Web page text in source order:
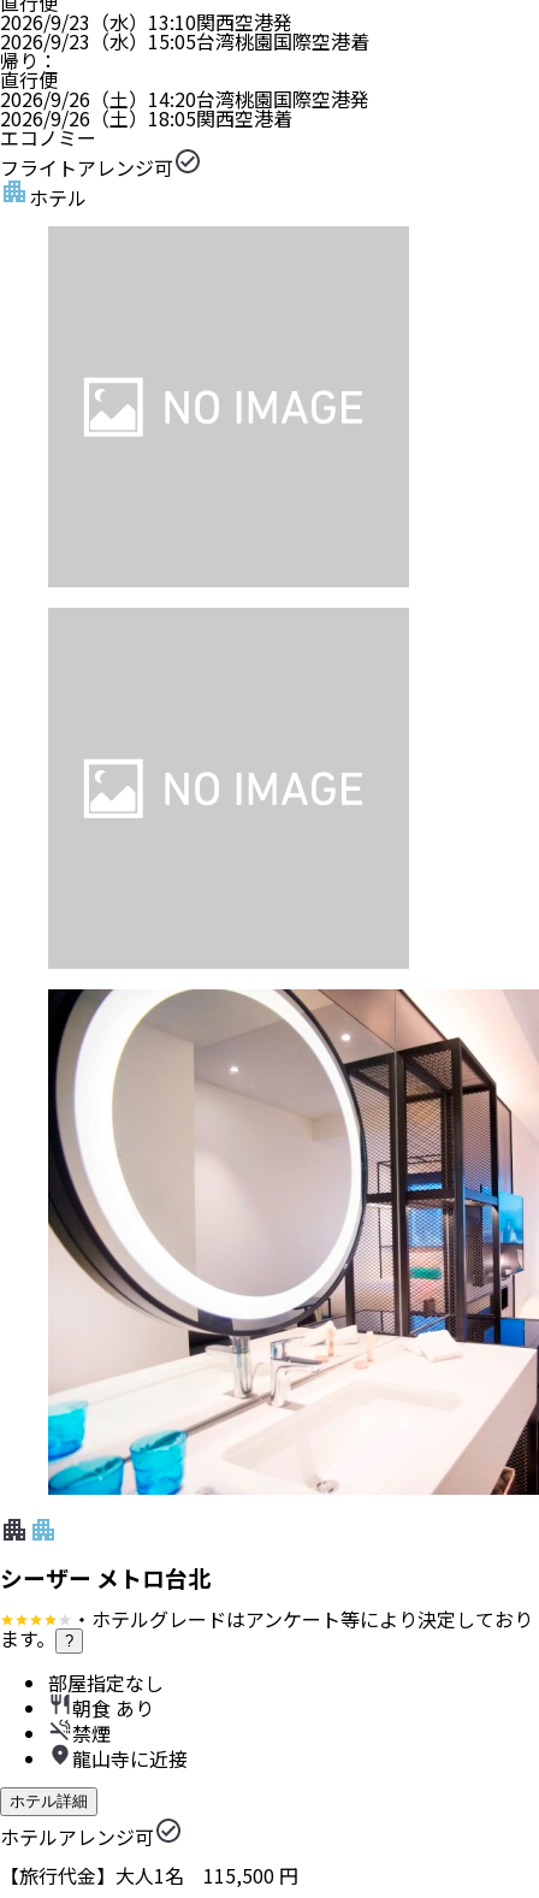
2026/9/23（水） 13:10関西空港発
2026/9/23（水） 15:05台湾桃園国際空港着
帰り ：
直行便
2026/9/26（土） 14:20台湾桃園国際空港発
2026/9/26（土） 18:05関西空港着
エコノミー
フライトアレンジ可
ホテル
シーザー メトロ台北
・ホテルグレードはアンケート等により決定しており
ます。 ?
部屋指定なし
朝食 あり
禁煙
龍山寺に近接
ホテル詳細
ホテルアレンジ可
【旅行代金】大人1名 115,500 円